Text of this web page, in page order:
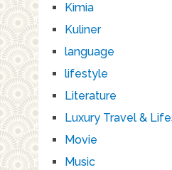
Kimia
Kuliner
language
lifestyle
Literature
Luxury Travel &
Movie
Music